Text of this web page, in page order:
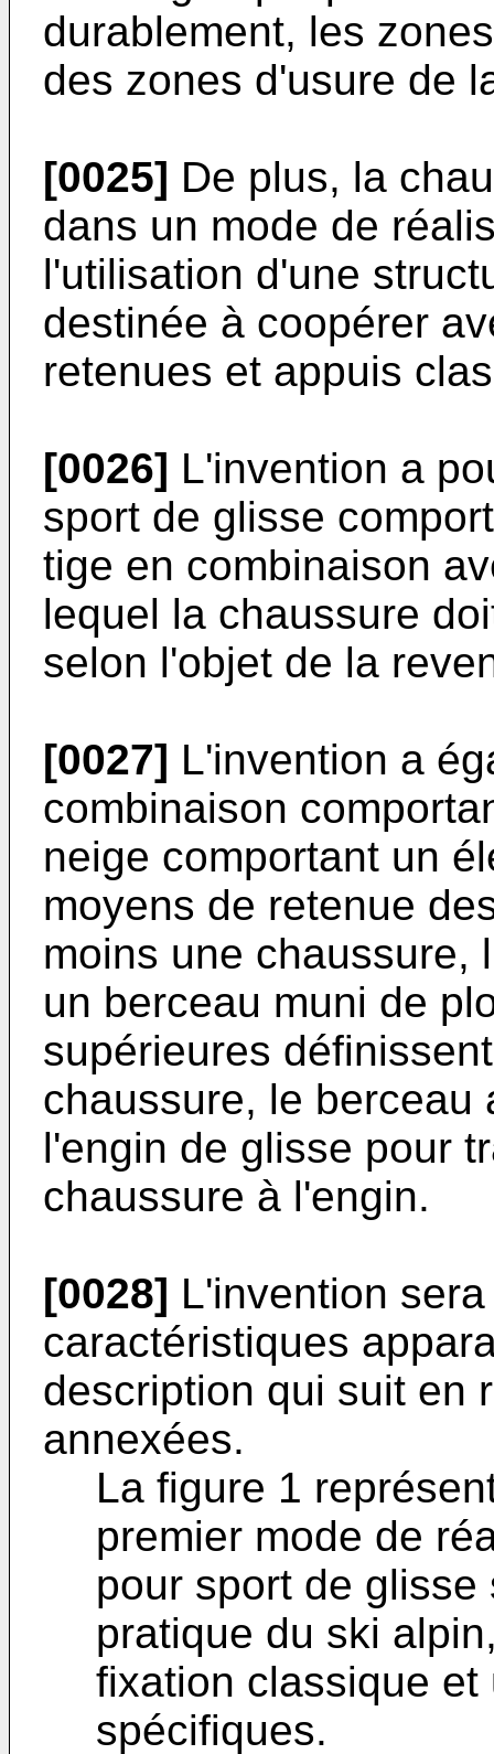
durablement, les
des zones d'usure de
[0025] De plus, la
dans un mode de
l'utilisation d'une
destinée à coopérer
retenues et appuis
[0026] L'invention a
sport de glisse
tige en combinaison
lequel la chaussure
selon l'objet de la
[0027] L'invention a
combinaison
neige comportant un
moyens de retenue
moins une chaussure,
un berceau muni de
supérieures
chaussure, le berceau
l'engin de glisse pour
chaussure à l'engin.
[0028] L'invention
caractéristiques
description qui suit en
annexées.
La figure 1
premier mode de
pour sport de
pratique du ski
fixation classique
spécifiques.